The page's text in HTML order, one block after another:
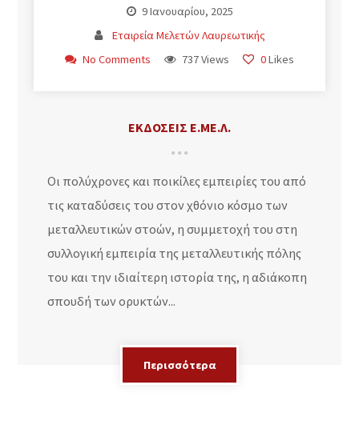
9 Ιανουαρίου, 2025
Εταιρεία Μελετών Λαυρεωτικής
No Comments
737 Views 0Likes
ΕΚΔΌΣΕΙΣ Ε.ΜΕ.Λ.
Οι πολύχρονες και ποικίλες εμπειρίες του από
τις καταδύσεις του στον χθόνιο κόσμο των
μεταλλευτικών στοών, η συμμετοχή του στη
συλλογική εμπειρία της μεταλλευτικής πόλης
του και την ιδιαίτερη ιστορία της, η αδιάκοπη
σπουδή των ορυκτών...
Περισσότερα